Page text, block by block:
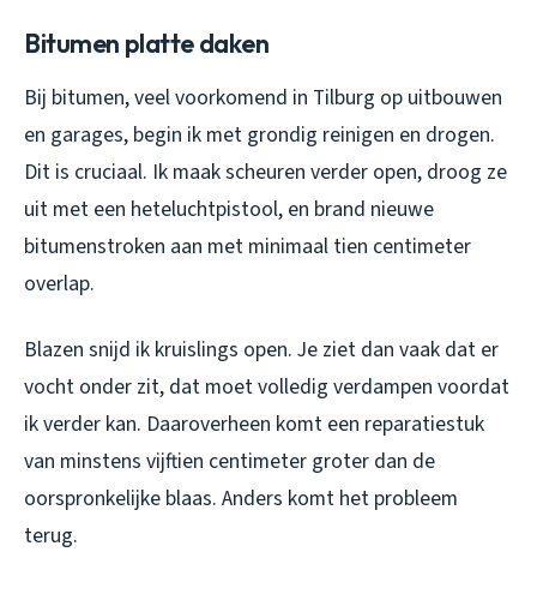
Bitumen platte daken
Bij bitumen, veel voorkomend in Tilburg op uitbouwen
en garages, begin ik met grondig reinigen en drogen.
Dit is cruciaal. Ik maak scheuren verder open, droog ze
uit met een heteluchtpistool, en brand nieuwe
bitumenstroken aan met minimaal tien centimeter
overlap.
Blazen snijd ik kruislings open. Je ziet dan vaak dat er
vocht onder zit, dat moet volledig verdampen voordat
ik verder kan. Daaroverheen komt een reparatiestuk
van minstens vijftien centimeter groter dan de
oorspronkelijke blaas. Anders komt het probleem
terug.